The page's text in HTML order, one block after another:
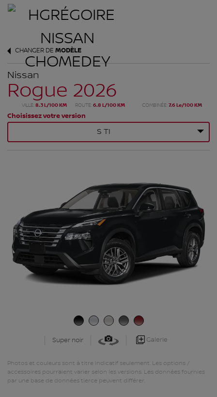
CHANGER DE MODÈLE
Nissan
Rogue 2026
VILLE: 8.3 L/100 KM ROUTE: 6.8 L/100 KM COMBINÉE: 7.6 Le/100 KM
Choisissez votre version
S TI
Super noir Galerie
Photos et couleurs sont à titre indicatif seulement. Les options /
accessoires pourraient varier selon les versions. Les données fournies
par une base de données tierce peuvent différer.